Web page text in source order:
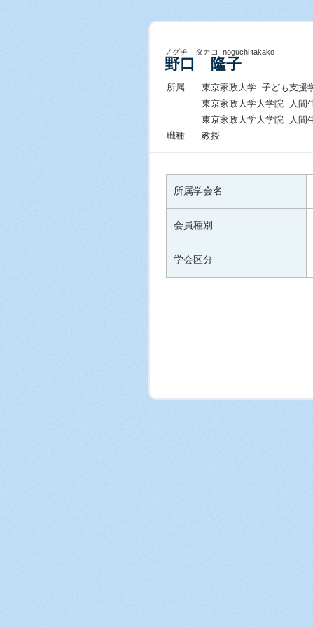
ノグチ タカコ noguchi takako
野口 隆子
所属
東京家政大学 子ども支援
東京家政大学大学院 人間
東京家政大学大学院 人間
職種
教授
所属学会名
会員種別
学会区分